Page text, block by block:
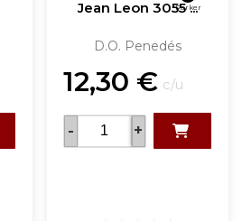
Jean Leon 3055 ...
D.O. Penedés
Parker
12,30 € c/u
- +